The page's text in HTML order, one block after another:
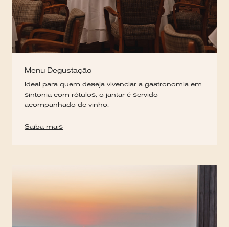
Menu Degustação
Ideal para quem deseja vivenciar a gastronomia em
sintonia com rótulos, o jantar é servido
acompanhado de vinho.
Saiba mais